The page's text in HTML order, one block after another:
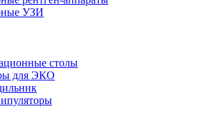
УЗИ
столы
для ЭКО